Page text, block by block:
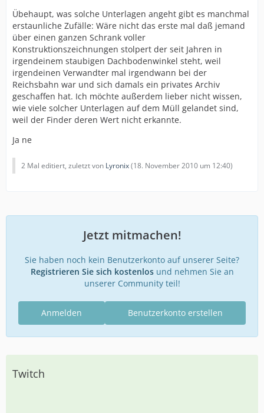
Übehaupt, was solche Unterlagen angeht gibt es manchmal
erstaunliche Zufälle: Wäre nicht das erste mal daß jemand
über einen ganzen Schrank voller
Konstruktionszeichnungen stolpert der seit Jahren in
irgendeinem staubigen Dachbodenwinkel steht, weil
irgendeinen Verwandter mal irgendwann bei der
Reichsbahn war und sich damals ein privates Archiv
geschaffen hat. Ich möchte außerdem lieber nicht wissen,
wie viele solcher Unterlagen auf dem Müll gelandet sind,
weil der Finder deren Wert nicht erkannte.
Ja ne
2 Mal editiert, zuletzt von Lyronix(18. November 2010 um 12:40)
Jetzt mitmachen!
Sie haben noch kein Benutzerkonto auf unserer Seite?
Registrieren Sie sich kostenlosund nehmen Sie an
unserer Community teil!
Benutzerkonto erstellen
Anmelden
Twitch